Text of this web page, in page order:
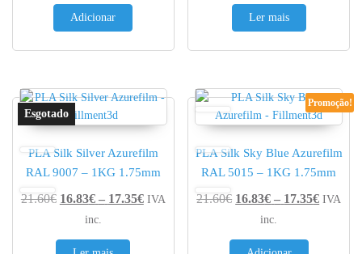
Adicionar Ler mais
PLA Silk Silver Azurefilm
RAL 9007 – 1KG 1.75mm
21.60€ 16.83€ – 17.35€Price range: 16.83€ through 17.35€
IVA
inc.
Promoção!
PLA Silk Sky Blue Azurefilm
RAL 5015 – 1KG 1.75mm
21.60€ 16.83€ – 17.35€Price
IVA
inc.